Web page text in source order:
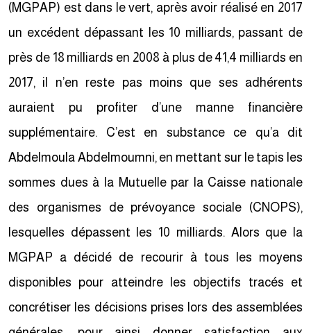
(MGPAP) est dans le vert, après avoir réalisé en 2017
un excédent dépassant les 10 milliards, passant de
près de 18 milliards en 2008 à plus de 41,4 milliards en
2017, il n’en reste pas moins que ses adhérents
auraient pu profiter d’une manne financière
supplémentaire. C’est en substance ce qu’a dit
Abdelmoula Abdelmoumni, en mettant sur le tapis les
sommes dues à la Mutuelle par la Caisse nationale
des organismes de prévoyance sociale (CNOPS),
lesquelles dépassent les 10 milliards. Alors que la
MGPAP a décidé de recourir à tous les moyens
disponibles pour atteindre les objectifs tracés et
concrétiser les décisions prises lors des assemblées